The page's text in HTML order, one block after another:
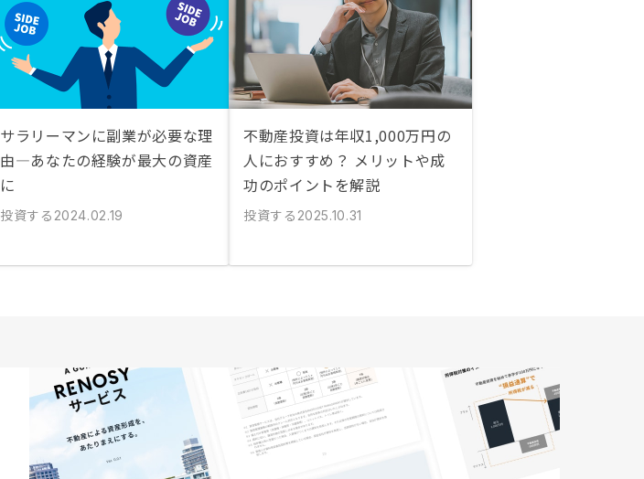
サラリーマンに副業が必要な理
由—あなたの経験が最大の資産
に
投資する 2024.02.19
不動産投資は年収1,000万円の
人におすすめ？ メリットや成
功のポイントを解説
投資する 2025.10.31